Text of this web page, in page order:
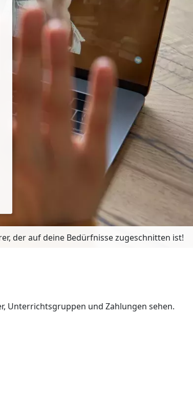
der auf deine Bedürfnisse zugeschnitten ist!
Unterrichtsgruppen und Zahlungen sehen.